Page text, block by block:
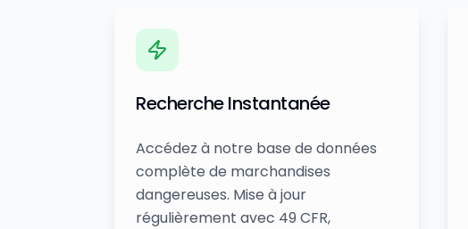
Recherche Instantanée
Accédez à notre base de données
complète de marchandises
dangereuses. Mise à jour
régulièrement avec 49 CFR,